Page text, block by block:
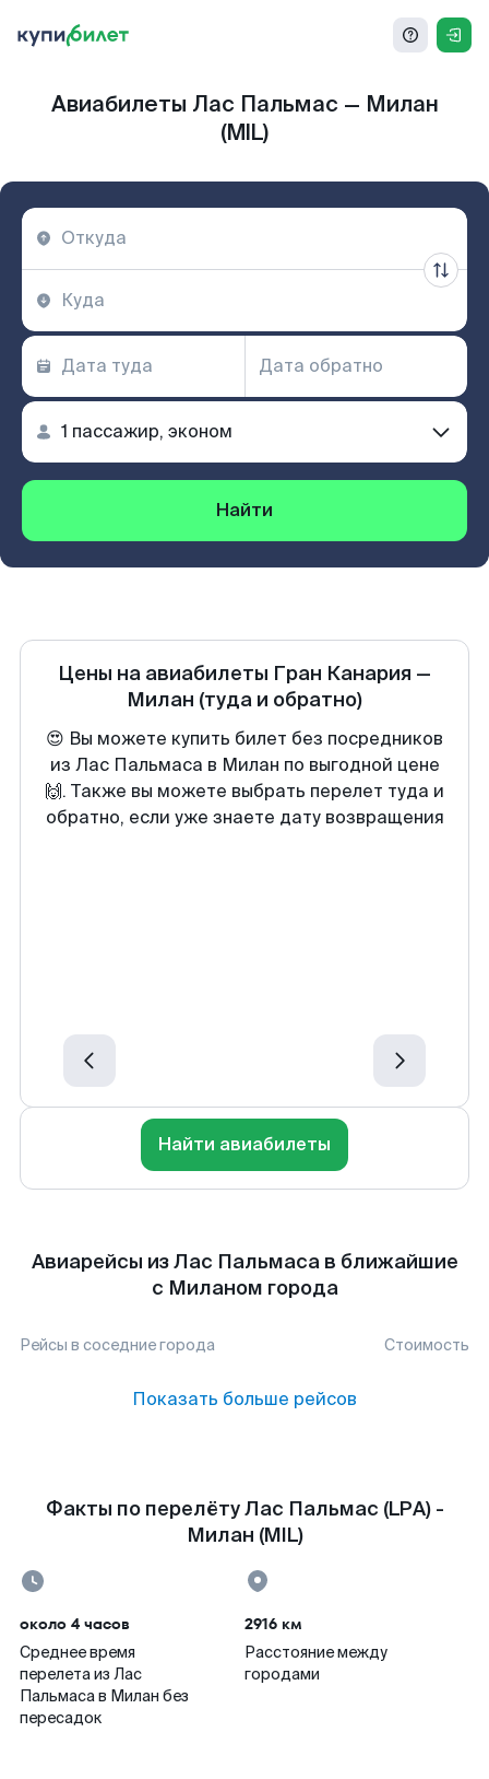
Авиабилеты Лас Пальмас — Милан
(MIL)
Найти
Цены на авиабилеты Гран Канария —
Милан (туда и обратно)
😍 Вы можете купить билет без посредников
из Лас Пальмаса в Милан по выгодной цене
🙌. Также вы можете выбрать перелет туда и
обратно, если уже знаете дату возвращения
Найти авиабилеты
Авиарейсы из Лас Пальмаса в ближайшие
с Миланом города
Рейсы в соседние города Стоимость
Показать больше рейсов
Факты по перелёту Лас Пальмас (LPA) -
Милан (MIL)
около 4 часов
Среднее время
перелета из Лас
Пальмаса в Милан без
пересадок
2916 км
Расстояние между
городами